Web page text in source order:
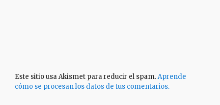
Este sitio usa Akismet para reducir el spam.Aprende
cómo se procesan los datos de tus comentarios.